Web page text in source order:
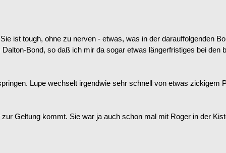
ist tough, ohne zu nerven - etwas, was in der darauffolgenden
Bond, so daß ich mir da sogar etwas längerfristiges bei den
Lupe wechselt irgendwie sehr schnell von etwas zickigem
Geltung kommt. Sie war ja auch schon mal mit Roger in der